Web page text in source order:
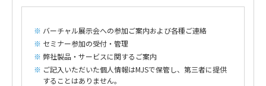
バーチャル展示会への参加ご案内および各種ご連絡
セミナー参加の受付・管理
弊社製品・サービスに関するご案内
ご記入いただいた個人情報はMJSで保管し、第三者に提供
することはありません。